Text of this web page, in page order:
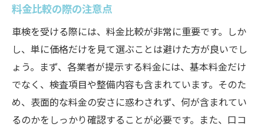
料金比較の際の注意点
車検を受ける際には、料金比較が非常に重要です。しか
し、単に価格だけを見て選ぶことは避けた方が良いでし
ょう。まず、各業者が提示する料金には、基本料金だけ
でなく、検査項目や整備内容も含まれています。そのた
め、表面的な料金の安さに惑わされず、何が含まれてい
るのかをしっかり確認することが必要です。また、口コ